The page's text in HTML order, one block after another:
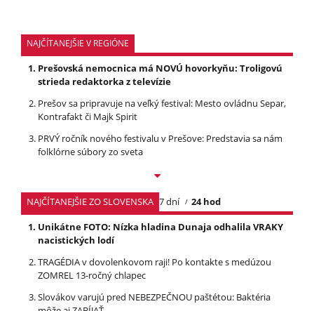
NAJČÍTANEJŠIE V REGIÓNE
Prešovská nemocnica má NOVÚ hovorkyňu: Troligovú
strieda redaktorka z televízie
Prešov sa pripravuje na veľký festival: Mesto ovládnu Separ,
Kontrafakt či Majk Spirit
PRVÝ ročník nového festivalu v Prešove: Predstavia sa nám
folklórne súbory zo sveta
NAJČÍTANEJŠIE ZO SLOVENSKA 7 dní
24 hod
Unikátne FOTO: Nízka hladina Dunaja odhalila VRAKY
nacistických lodí
TRAGÉDIA v dovolenkovom raji! Po kontakte s medúzou
ZOMREL 13-ročný chlapec
Slovákov varujú pred NEBEZPEČNOU paštétou: Baktéria